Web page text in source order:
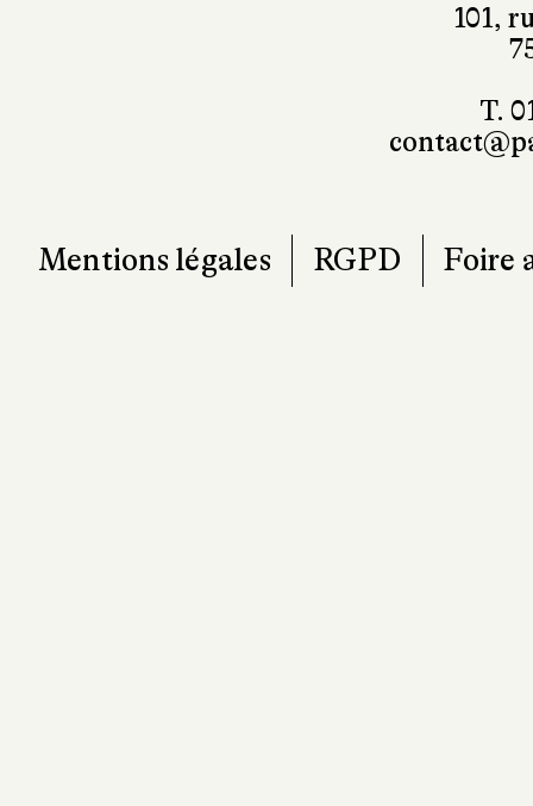
101,
T.
Mentions légales RGPD Foire